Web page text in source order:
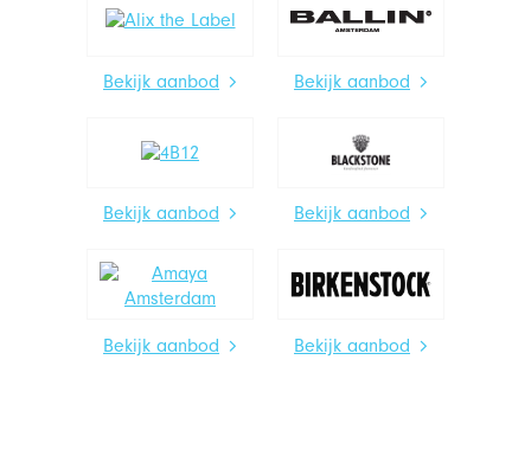
Bekijk aanbod Bekijk aanbod
Bekijk aanbod Bekijk aanbod
Bekijk aanbod Bekijk aanbod